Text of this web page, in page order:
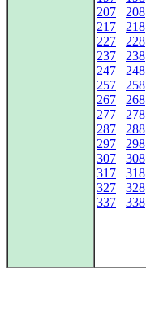
207
208
217
218
227
228
237
238
247
248
257
258
267
268
277
278
287
288
297
298
307
308
317
318
327
328
337
338